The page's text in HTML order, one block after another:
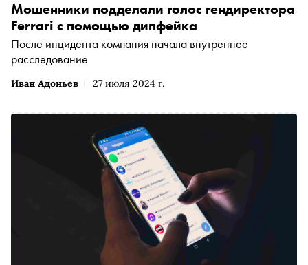
Иван Адоньев 27 июля 2024 г.
Мошенники подделали голос гендиректора
Ferrari с помощью дипфейка
После инцидента компания начала внутреннее
расследование